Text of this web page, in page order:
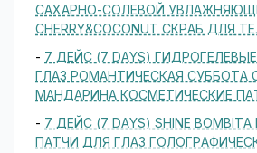
САХАРНО-СОЛЕВОЙ
CHERRY&COCONUT СКРАБ ДЛЯ
- 7 ДЕЙС (7 DAYS)
ГЛАЗ РОМАНТИЧЕСКАЯ СУББОТА
МАНДАРИНА КОСМЕТИЧЕСКИЕ
- 7 ДЕЙС (7 DAYS) SHINE
ПАТЧИ ДЛЯ ГЛАЗ